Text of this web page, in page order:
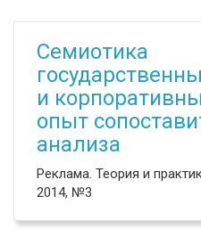
Семиотика
и
опыт
анализа
Реклама. Теория и
2014, №3